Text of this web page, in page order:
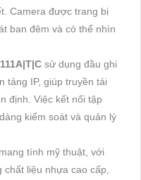
Camera được trang bị
ban đêm và có thể nhìn
sử dụng đầu ghi
tảng IP, giúp truyền tải
định. Việc kết nối tập
kiểm soát và quản lý
mang tính mỹ thuật, với
liệu nhựa cao cấp,